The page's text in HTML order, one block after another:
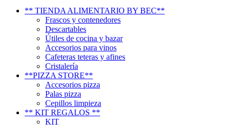
** TIENDA ALIMENTARIO BY BEC**
Frascos y contenedores
Descartables
Útiles de cocina y bazar
Accesorios para vinos
Cafeteras teteras y afines
Cristalería
**PIZZA STORE**
Accesorios pizza
Palas pizza
Cepillos limpieza
** KIT REGALOS **
KIT